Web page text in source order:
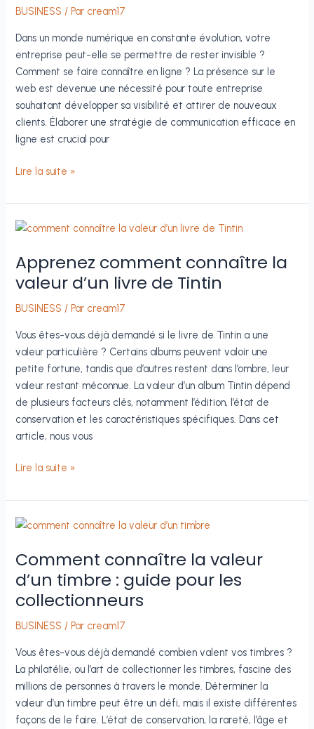
avec
rfid
BUSINESS / Par cream17
Dans un monde numérique en constante évolution, votre
entreprise peut-elle se permettre de rester invisible ?
Comment se faire connaître en ligne ? La présence sur le
web est devenue une nécessité pour toute entreprise
souhaitant développer sa visibilité et attirer de nouveaux
clients. Élaborer une stratégie de communication efficace en
ligne est crucial pour
Comment
faire
connaître
ligne
:
stratégies
efficaces
Lire la suite »
Apprenez comment connaître la
valeur d’un livre de Tintin
BUSINESS / Par cream17
Vous êtes-vous déjà demandé si le livre de Tintin a une
valeur particulière ? Certains albums peuvent valoir une
petite fortune, tandis que d’autres restent dans l’ombre, leur
valeur restant méconnue. La valeur d’un album Tintin dépend
de plusieurs facteurs clés, notamment l’édition, l’état de
conservation et les caractéristiques spécifiques. Dans cet
article, nous vous
Apprenez
connaître
la
d’un
livre
de
Tintin
Lire la suite »
Comment connaître la valeur
d’un timbre : guide pour les
collectionneurs
BUSINESS / Par cream17
Vous êtes-vous déjà demandé combien valent vos timbres ?
La philatélie, ou l’art de collectionner les timbres, fascine des
millions de personnes à travers le monde. Déterminer la
valeur d’un timbre peut être un défi, mais il existe différentes
façons de le faire. L’état de conservation, la rareté, l’âge et